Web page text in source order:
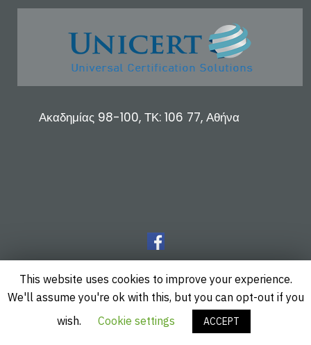
Ακαδημίας 98-100, ΤΚ: 106 77, Αθήνα
This website uses cookies to improve your experience.
We'll assume you're ok with this, but you can opt-out if you
wish.
Cookie settings ACCEPT